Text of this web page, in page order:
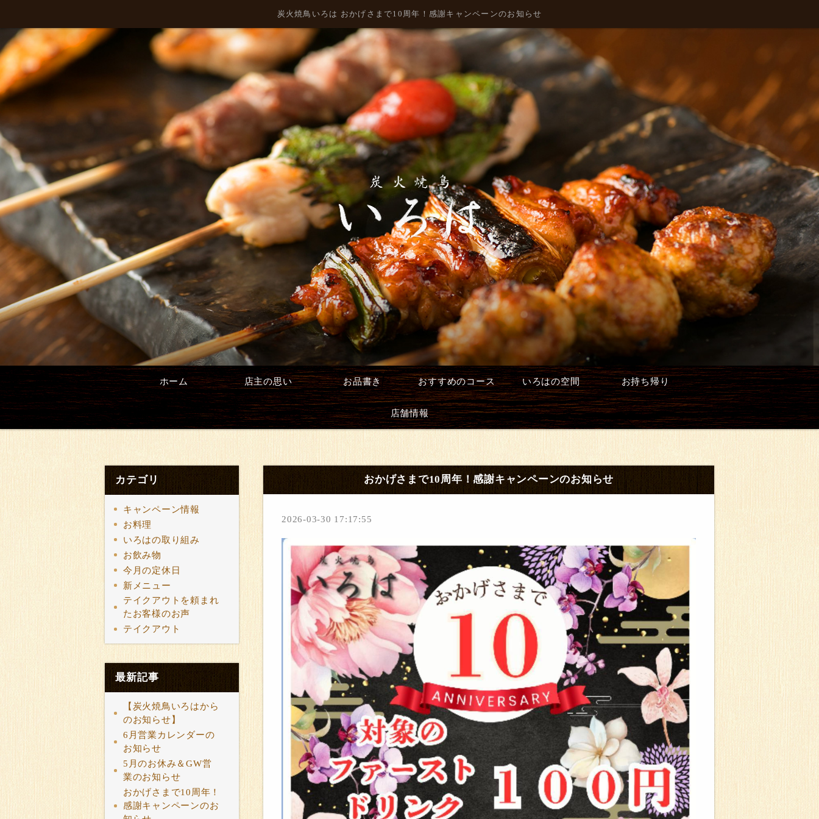
炭火焼鳥いろは おかげさまで10周年！感謝キャンペーンのお知らせ
ホーム 店主の思い お品書き おすすめのコース いろはの空間 お持ち帰り
店舗情報
カテゴリ
キャンペーン情報
お料理
いろはの取り組み
お飲み物
今月の定休日
新メニュー
テイクアウトを頼まれ
たお客様のお声
テイクアウト
最新記事
【炭火焼鳥いろはから
のお知らせ】
6月営業カレンダーの
お知らせ
5月のお休み＆GW営
業のお知らせ
おかげさまで10周年！
感謝キャンペーンのお
おかげさまで10周年！感謝キャンペーンのお知らせ
2026-03-30 17:17:55